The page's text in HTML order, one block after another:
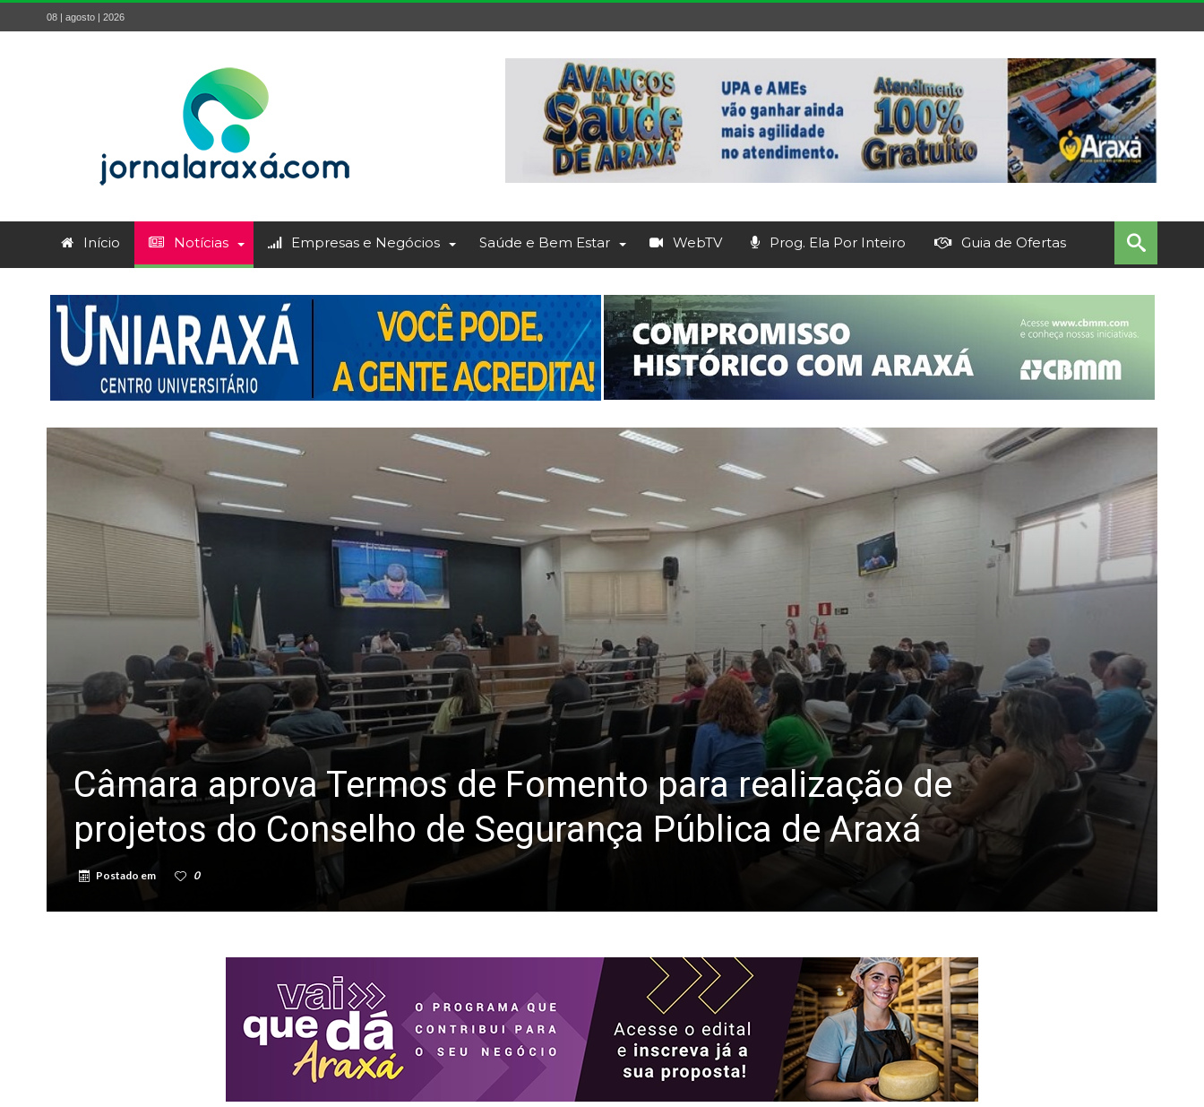
08 | agosto | 2026
Início Notícias Empresas e Negócios Saúde e Bem Estar WebTV Prog. Ela Por Inteiro Guia de Ofertas
Câmara aprova Termos de Fomento para realização de
projetos do Conselho de Segurança Pública de Araxá
Postado em 0